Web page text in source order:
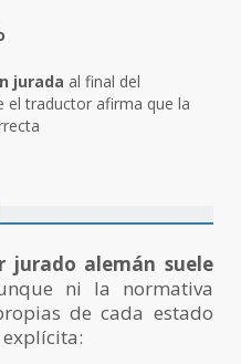
jurada al final del
el traductor afirma que la
jurado alemán suele
ni la normativa
de cada estado